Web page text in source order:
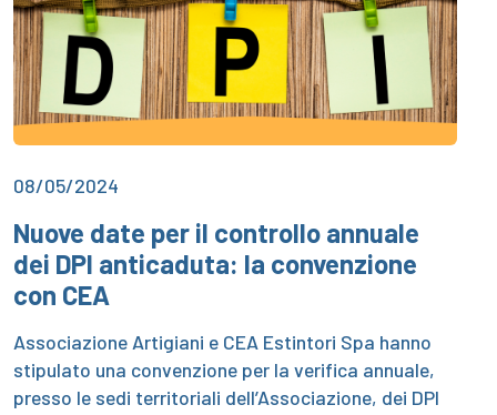
08/05/2024
Nuove date per il controllo annuale
dei DPI anticaduta: la convenzione
con CEA
Associazione Artigiani e CEA Estintori Spa hanno
stipulato una convenzione per la verifica annuale,
presso le sedi territoriali dell’Associazione, dei DPI